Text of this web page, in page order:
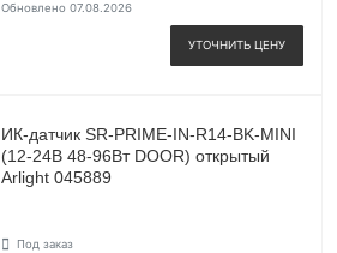
Обновлено 07.08.2026
УТОЧНИТЬ ЦЕНУ
ИК-датчик SR-PRIME-IN-R14-BK-MINI
(12-24В 48-96Вт DOOR) открытый
Arlight 045889
Под заказ